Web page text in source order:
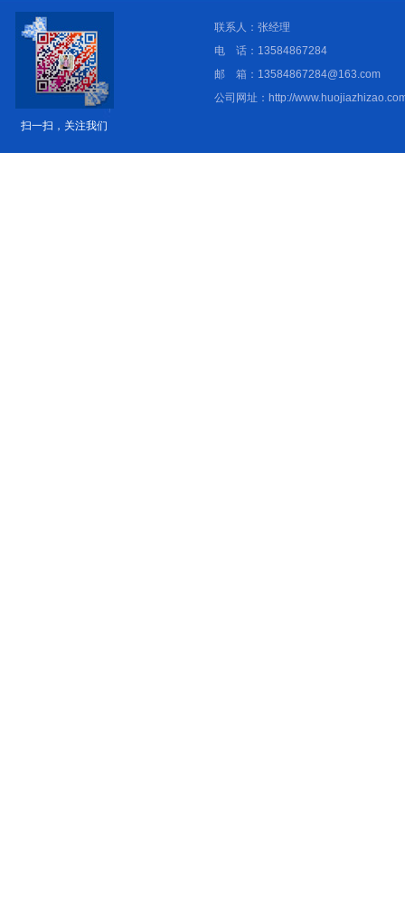
扫一扫，关注我们
联系人：张经理
电 话：13584867284
邮 箱：13584867284@163.com
公司网址：http://